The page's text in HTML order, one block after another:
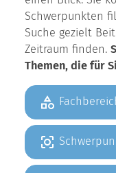
Schwerpunkten
Suche gezielt
Zeitraum finden.
Themen, die für